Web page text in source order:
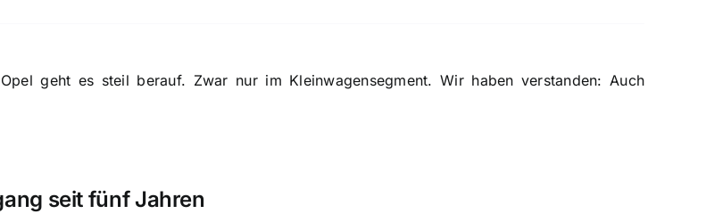
geht es steil berauf. Zwar nur im Kleinwagensegment. Wir haben verstanden: Auch
seit fünf Jahren